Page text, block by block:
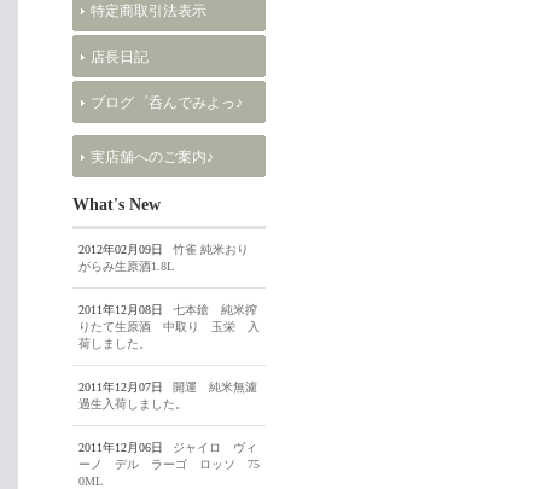
特定商取引法表示
店長日記
ブログ゜呑んでみよっ♪
実店舗へのご案内♪
What's New
2012年02月09日
竹雀 純米おり
がらみ生原酒1.8L
2011年12月08日
七本鎗 純米搾
りたて生原酒 中取り 玉栄 入
荷しました。
2011年12月07日
開運 純米無濾
過生入荷しました。
2011年12月06日
ジャイロ ヴィ
ーノ デル ラーゴ ロッソ 75
0ML